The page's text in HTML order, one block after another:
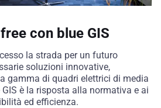
con blue GIS
la strada per un futuro
soluzioni innovative,
gamma di quadri elettrici di media
è la risposta alla normativa e ai
ed efficienza.